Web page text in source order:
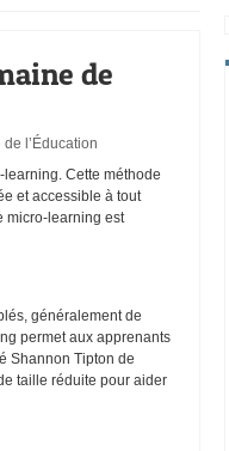
de
l’Éducation
Cette méthode
et accessible à tout
micro-learning est
généralement de
permet aux apprenants
Shannon Tipton de
taille réduite pour aider